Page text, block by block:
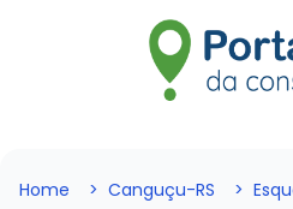
Home Canguçu-RS